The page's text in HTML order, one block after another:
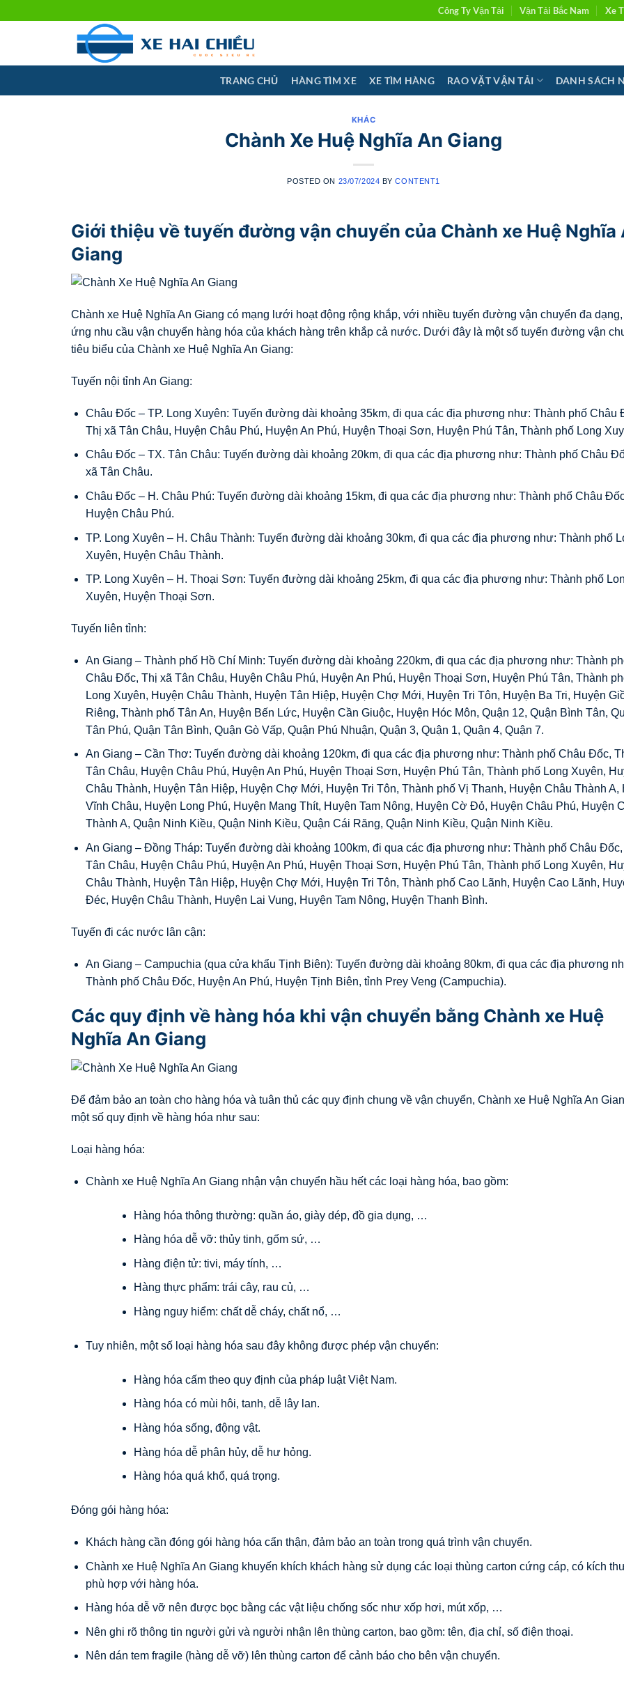
Công Ty Vận Tải Vận Tải Bắc Nam Xe
TRANG CHỦ HÀNG TÌM XE XE TÌM HÀNG RAO VẶT VẬN TẢI DANH SÁCH
KHÁC
Chành Xe Huệ Nghĩa An Giang
POSTED ON 23/07/2024 BYCONTENT1
Giới thiệu về tuyến đường vận chuyển của Chành xe Huệ Nghĩa
Giang
Chành xe Huệ Nghĩa An Giang có mạng lưới hoạt động rộng khắp, với nhiều tuyến đường vận chuyển đa
ứng nhu cầu vận chuyển hàng hóa của khách hàng trên khắp cả nước. Dưới đây là một số tuyến đường vận
tiêu biểu của Chành xe Huệ Nghĩa An Giang:
Tuyến nội tỉnh An Giang:
Châu Đốc – TP. Long Xuyên: Tuyến đường dài khoảng 35km, đi qua các địa phương như: Thành phố Châu
Thị xã Tân Châu, Huyện Châu Phú, Huyện An Phú, Huyện Thoại Sơn, Huyện Phú Tân, Thành phố Long
Châu Đốc – TX. Tân Châu: Tuyến đường dài khoảng 20km, đi qua các địa phương như: Thành phố Châu
xã Tân Châu.
Châu Đốc – H. Châu Phú: Tuyến đường dài khoảng 15km, đi qua các địa phương như: Thành phố Châu
Huyện Châu Phú.
TP. Long Xuyên – H. Châu Thành: Tuyến đường dài khoảng 30km, đi qua các địa phương như: Thành phố
Xuyên, Huyện Châu Thành.
TP. Long Xuyên – H. Thoại Sơn: Tuyến đường dài khoảng 25km, đi qua các địa phương như: Thành phố
Xuyên, Huyện Thoại Sơn.
Tuyến liên tỉnh:
An Giang – Thành phố Hồ Chí Minh: Tuyến đường dài khoảng 220km, đi qua các địa phương như: Thành
Châu Đốc, Thị xã Tân Châu, Huyện Châu Phú, Huyện An Phú, Huyện Thoại Sơn, Huyện Phú Tân, Thành
Long Xuyên, Huyện Châu Thành, Huyện Tân Hiệp, Huyện Chợ Mới, Huyện Tri Tôn, Huyện Ba Tri, Huyện
Riêng, Thành phố Tân An, Huyện Bến Lức, Huyện Cần Giuộc, Huyện Hóc Môn, Quận 12, Quận Bình Tân,
Tân Phú, Quận Tân Bình, Quận Gò Vấp, Quận Phú Nhuận, Quận 3, Quận 1, Quận 4, Quận 7.
An Giang – Cần Thơ: Tuyến đường dài khoảng 120km, đi qua các địa phương như: Thành phố Châu Đốc,
Tân Châu, Huyện Châu Phú, Huyện An Phú, Huyện Thoại Sơn, Huyện Phú Tân, Thành phố Long Xuyên,
Châu Thành, Huyện Tân Hiệp, Huyện Chợ Mới, Huyện Tri Tôn, Thành phố Vị Thanh, Huyện Châu Thành A,
Vĩnh Châu, Huyện Long Phú, Huyện Mang Thít, Huyện Tam Nông, Huyện Cờ Đỏ, Huyện Châu Phú, Huyện
Thành A, Quận Ninh Kiều, Quận Ninh Kiều, Quận Cái Răng, Quận Ninh Kiều, Quận Ninh Kiều.
An Giang – Đồng Tháp: Tuyến đường dài khoảng 100km, đi qua các địa phương như: Thành phố Châu
Tân Châu, Huyện Châu Phú, Huyện An Phú, Huyện Thoại Sơn, Huyện Phú Tân, Thành phố Long Xuyên,
Châu Thành, Huyện Tân Hiệp, Huyện Chợ Mới, Huyện Tri Tôn, Thành phố Cao Lãnh, Huyện Cao Lãnh,
Đéc, Huyện Châu Thành, Huyện Lai Vung, Huyện Tam Nông, Huyện Thanh Bình.
Tuyến đi các nước lân cận:
An Giang – Campuchia (qua cửa khẩu Tịnh Biên): Tuyến đường dài khoảng 80km, đi qua các địa phương
Thành phố Châu Đốc, Huyện An Phú, Huyện Tịnh Biên, tỉnh Prey Veng (Campuchia).
Các quy định về hàng hóa khi vận chuyển bằng Chành xe Huệ
Nghĩa An Giang
Để đảm bảo an toàn cho hàng hóa và tuân thủ các quy định chung về vận chuyển, Chành xe Huệ Nghĩa An
một số quy định về hàng hóa như sau:
Loại hàng hóa:
Chành xe Huệ Nghĩa An Giang nhận vận chuyển hầu hết các loại hàng hóa, bao gồm:
Hàng hóa thông thường: quần áo, giày dép, đồ gia dụng, …
Hàng hóa dễ vỡ: thủy tinh, gốm sứ, …
Hàng điện tử: tivi, máy tính, …
Hàng thực phẩm: trái cây, rau củ, …
Hàng nguy hiểm: chất dễ cháy, chất nổ, …
Tuy nhiên, một số loại hàng hóa sau đây không được phép vận chuyển:
Hàng hóa cấm theo quy định của pháp luật Việt Nam.
Hàng hóa có mùi hôi, tanh, dễ lây lan.
Hàng hóa sống, động vật.
Hàng hóa dễ phân hủy, dễ hư hỏng.
Hàng hóa quá khổ, quá trọng.
Đóng gói hàng hóa:
Khách hàng cần đóng gói hàng hóa cẩn thận, đảm bảo an toàn trong quá trình vận chuyển.
Chành xe Huệ Nghĩa An Giang khuyến khích khách hàng sử dụng các loại thùng carton cứng cáp, có kích
phù hợp với hàng hóa.
Hàng hóa dễ vỡ nên được bọc bằng các vật liệu chống sốc như xốp hơi, mút xốp, …
Nên ghi rõ thông tin người gửi và người nhận lên thùng carton, bao gồm: tên, địa chỉ, số điện thoại.
Nên dán tem fragile (hàng dễ vỡ) lên thùng carton để cảnh báo cho bên vận chuyển.